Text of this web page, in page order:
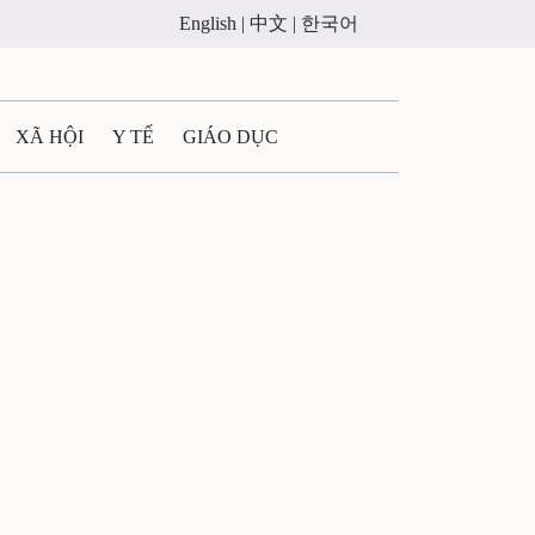
English | 中文 | 한국어
XÃ HỘI Y TẾ GIÁO DỤC
CÁO